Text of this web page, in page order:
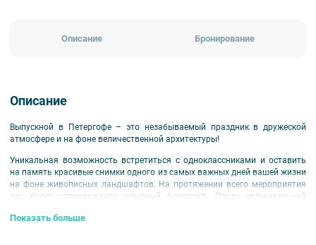
Описание Бронирование
Описание
Выпускной в Петергофе – это незабываемый праздник в дружеской
атмосфере и на фоне величественной архитектуры!
Уникальная возможность встретиться с одноклассниками и оставить
на память красивые снимки одного из самых важных дней вашей жизни
на фоне живописных ландшафтов. На протяжении всего мероприятия
вас будет сопровождать опытный фотограф. После увлекательной
приеме, наслаждаясь зажигательными танцами, веселыми конкурсами
Показать больше